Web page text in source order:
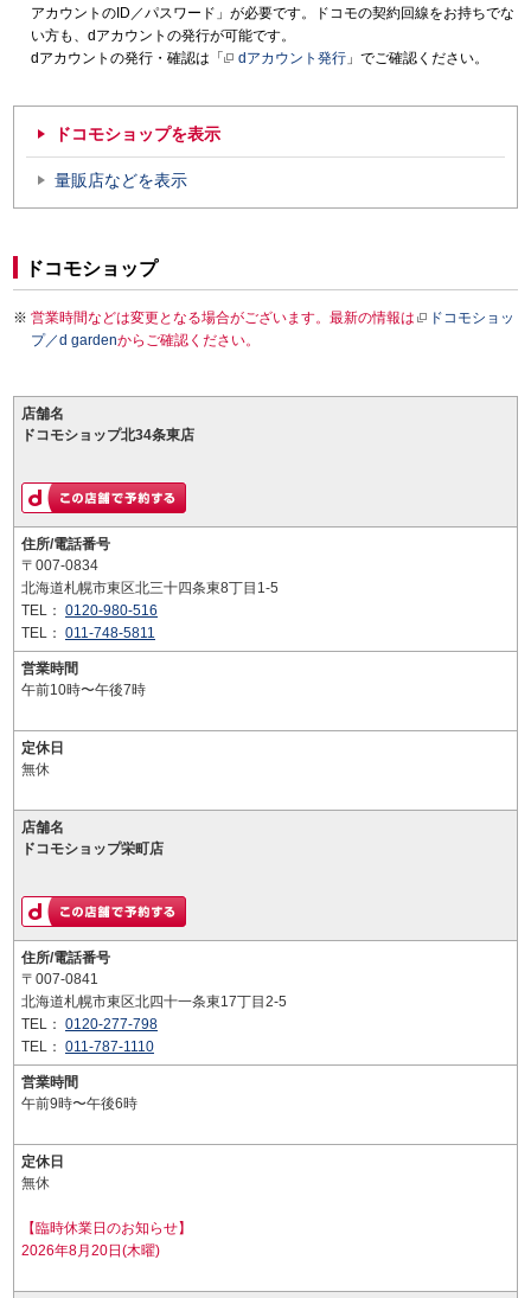
アカウントのID／パスワード」が必要です。ドコモの契約回線をお持ちでな
い方も、dアカウントの発行が可能です。
dアカウントの発行・確認は「
dアカウント発行 」でご確認ください。
ドコモショップを表示
量販店などを表示
ドコモショップ
営業時間などは変更となる場合がございます。最新の情報は
ドコモショッ
プ／d gardenからご確認ください。
店舗名
ドコモショップ北34条東店
住所/電話番号
〒007-0834
北海道札幌市東区北三十四条東8丁目1-5
TEL： 0120-980-516
TEL： 011-748-5811
営業時間
午前10時〜午後7時
定休日
無休
店舗名
ドコモショップ栄町店
住所/電話番号
〒007-0841
北海道札幌市東区北四十一条東17丁目2-5
TEL： 0120-277-798
TEL： 011-787-1110
営業時間
午前9時〜午後6時
定休日
無休
【臨時休業日のお知らせ】
2026年8月20日(木曜)